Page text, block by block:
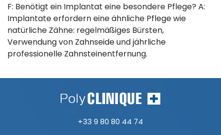
F: Benötigt ein Implantat eine besondere Pflege? A:
Implantate erfordern eine ähnliche Pflege wie
natürliche Zähne: regelmäßiges Bürsten,
Verwendung von Zahnseide und jährliche
professionelle Zahnsteinentfernung.
+33 9 80 80 44 74